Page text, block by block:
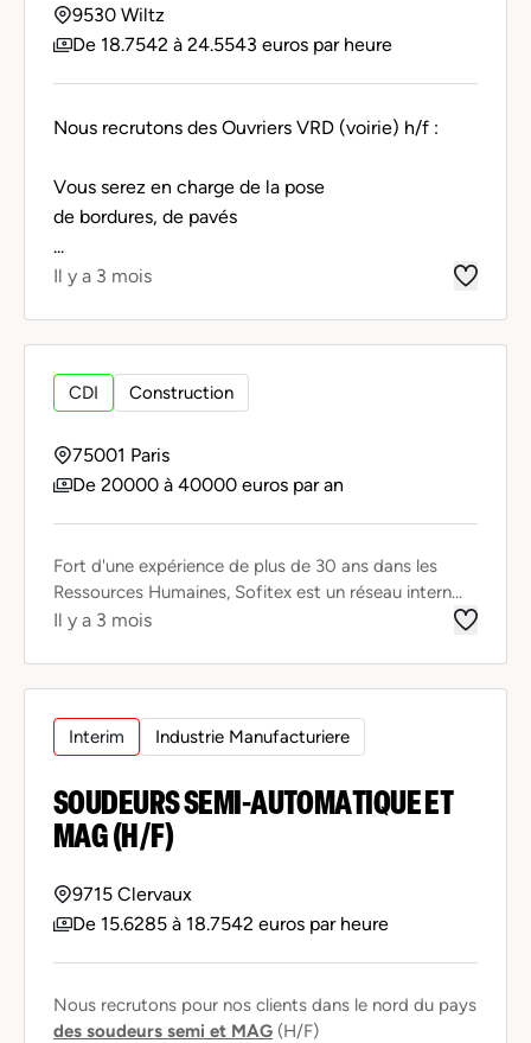
9530 Wiltz
De 18.7542 à 24.5543 euros par heure
Nous recrutons des Ouvriers VRD (voirie) h/f :
Vous serez en charge de la pose
de bordures, de pavés
...
Il y a 3 mois
CDI Construction
75001 Paris
De 20000 à 40000 euros par an
Fort d'une expérience de plus de 30 ans dans les
Ressources Humaines, Sofitex est un réseau intern...
Il y a 3 mois
Interim Industrie Manufacturiere
SOUDEURS SEMI-AUTOMATIQUE ET
MAG (H/F)
9715 Clervaux
De 15.6285 à 18.7542 euros par heure
Nous recrutons pour nos clients dans le nord du pays
des soudeurs semi et MAG (H/F)